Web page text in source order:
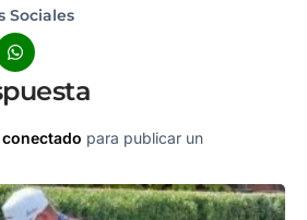
Sociales
conectado para publicar un